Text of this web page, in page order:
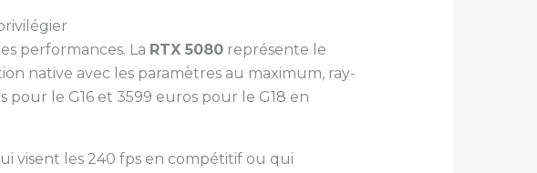
performances. La RTX 5080représente le
native avec les paramètres au maximum, ray-
le G16 et 3599 euros pour le G18 en
visent les 240 fps en compétitif ou qui